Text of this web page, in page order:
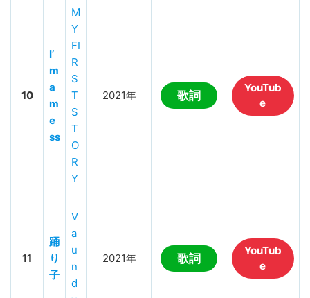
10
I’
m
a
m
e
ss
M
Y
FI
R
S
T
S
T
O
R
Y
2021年 歌詞
YouTub
e
11
踊
り
子
V
a
u
n
d
2021年 歌詞
YouTub
e